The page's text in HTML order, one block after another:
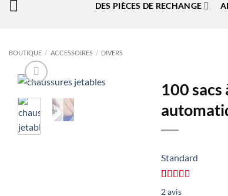
DES PIÈCES DE RECHANGE
BOUTIQUE / ACCESSOIRES / DIVERS
100
Standard
Note
2
2avis